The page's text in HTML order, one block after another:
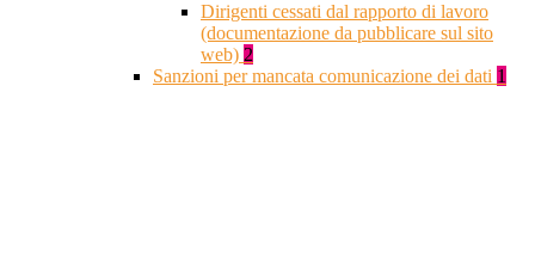
Dirigenti cessati dal rapporto di lavoro
(documentazione da pubblicare sul sito
web) 2
Sanzioni per mancata comunicazione dei dati 1